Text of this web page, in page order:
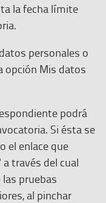
la fecha límite
personales o
opción Mis datos
podrá
Si ésta se
el enlace que
a través del cual
pruebas
al pinchar